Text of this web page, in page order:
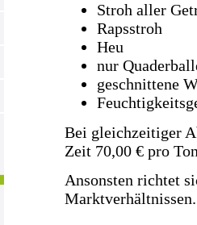
Stroh aller
Rapsstroh
Heu
nur
geschnittene
Bei gleichzeitiger
Zeit 70,00 € pro
Ansonsten richtet